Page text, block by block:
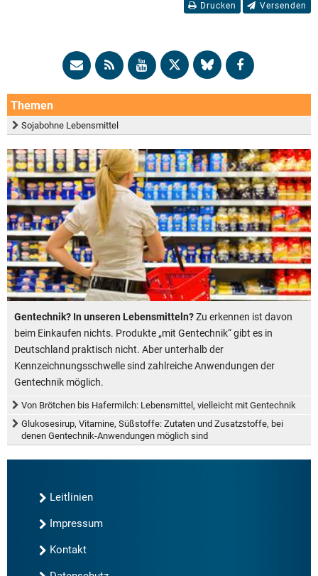
Drucken Versenden
Themen
Sojabohne Lebensmittel
Gentechnik? In unseren Lebensmitteln?Zu erkennen ist davon
beim Einkaufen nichts. Produkte „mit Gentechnik“ gibt es in
Deutschland praktisch nicht. Aber unterhalb der
Kennzeichnungsschwelle sind zahlreiche Anwendungen der
Gentechnik möglich.
Von Brötchen bis Hafermilch: Lebensmittel, vielleicht mit Gentechnik
Glukosesirup, Vitamine, Süßstoffe: Zutaten und Zusatzstoffe, bei
denen Gentechnik-Anwendungen möglich sind
Leitlinien
Impressum
Kontakt